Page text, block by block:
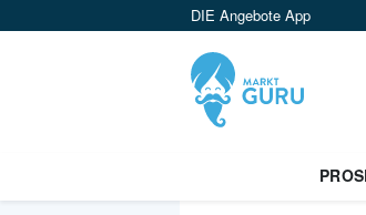
DIE Angebote App